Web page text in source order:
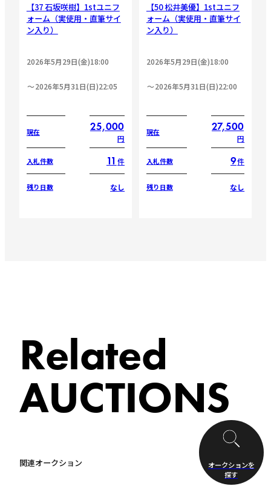
【37 石坂咲樹】1stユニフ
ォーム（実使用・直筆サイ
ン入り）
2026年5月29日(金)18:00
2026年5月31日(日)22:05
現在 25,000
円
入札件数 11 件
残り日数 なし
【50 松井美優】1stユニフ
ォーム（実使用・直筆サイ
ン入り）
2026年5月29日(金)18:00
2026年5月31日(日)22:00
現在 27,500
円
入札件数 9件
残り日数 なし
Related
AUCTIONS
関連オークション
オークションを
探す